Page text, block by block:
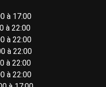
à 17:00
à 22:00
à 22:00
à 22:00
à 22:00
à 22:00